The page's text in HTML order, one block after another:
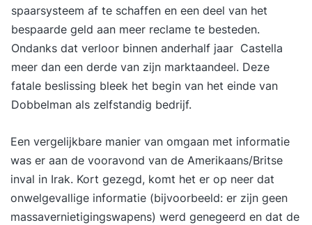
spaarsysteem af te schaffen en een deel van het
bespaarde geld aan meer reclame te besteden.
Ondanks dat verloor binnen anderhalf jaar Castella
meer dan een derde van zijn marktaandeel. Deze
fatale beslissing bleek het begin van het einde van
Dobbelman als zelfstandig bedrijf.
Een vergelijkbare manier van omgaan met informatie
was er aan de vooravond van de Amerikaans/Britse
inval in Irak. Kort gezegd, komt het er op neer dat
onwelgevallige informatie (bijvoorbeeld: er zijn geen
massavernietigingswapens) werd genegeerd en dat de